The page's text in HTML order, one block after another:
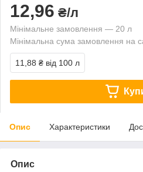
12,96 ₴/л
Мінімальне замовлення — 20 л
Мінімальна сума замовлення на
11,88 ₴ від 100 л
Опис Характеристики
Опис